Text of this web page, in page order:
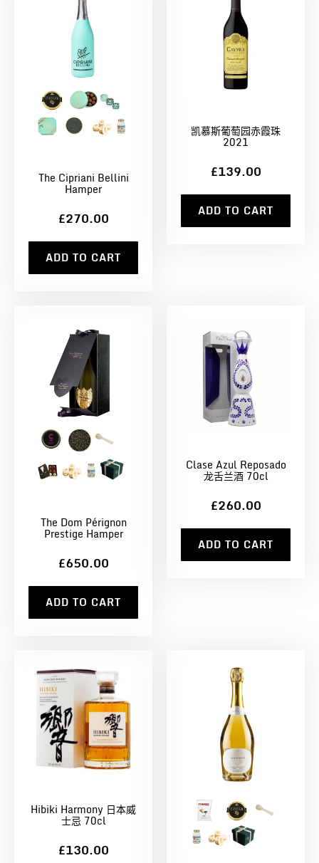
The Cipriani Bellini
Hamper
£270.00
ADD TO CART
凯慕斯葡萄园赤霞珠
2021
£139.00
ADD TO CART
The Dom Pérignon
Prestige Hamper
£650.00
ADD TO CART
Clase Azul Reposado
龙舌兰酒 70cl
£260.00
ADD TO CART
Hibiki Harmony 日本威
士忌 70cl
£130.00